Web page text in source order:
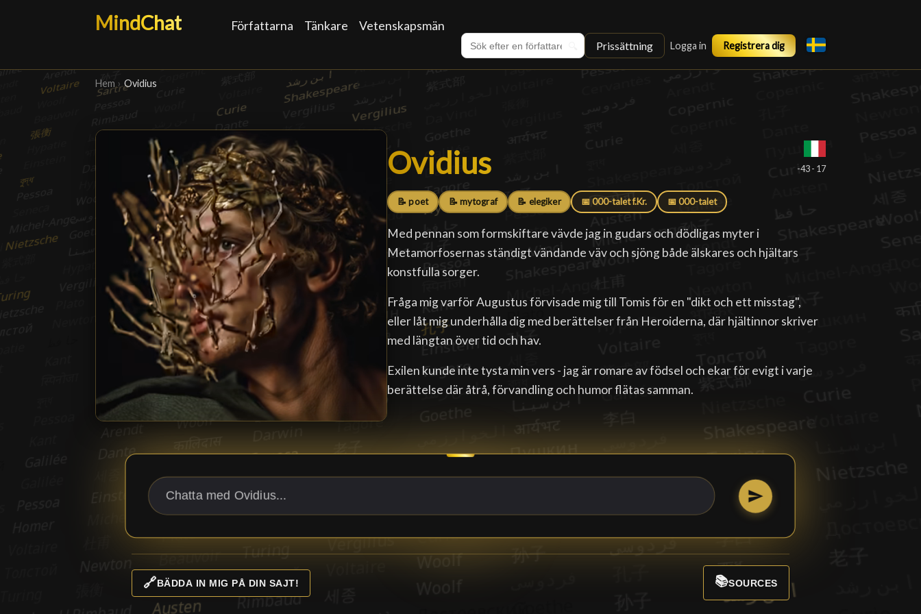
MindChat Författarna Tänkare Vetenskapsmän
Prissättning Logga in Registrera dig
Hem › Ovidius
Ovidius
Ovidius -43 - 17
📝 poet 📝 mytograf 📝 elegiker 📅 000-talet f.Kr. 📅 000-talet
Med pennan som formskiftare vävde jag in gudars och dödligas myter i
Metamorfosernas ständigt vändande väv och sjöng både älskares och hjältars
konstfulla sorger.
Fråga mig varför Augustus förvisade mig till Tomis för en "dikt och ett misstag",
eller låt mig underhålla dig med berättelser från Heroiderna, där hjältinnor skriver
med längtan över tid och hav.
Exilen kunde inte tysta min vers - jag är romare av födsel och ekar för evigt i varje
berättelse där åtrå, förvandling och humor flätas samman.
🔗BÄDDA IN MIG PÅ DIN SAJT! 📚SOURCES